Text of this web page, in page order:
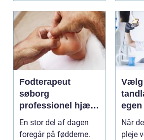
Fodterapeut
søborg
professionel hjælp
til sunde fødder i
hverdagen
En stor del af dagen
foregår på fødderne.
Vælg
egen
Når
pleje